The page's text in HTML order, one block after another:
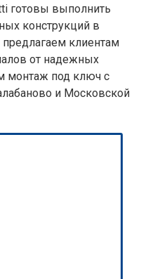
готовы выполнить
конструкций в
клиентам
от надежных
монтаж под ключ с
и Московской